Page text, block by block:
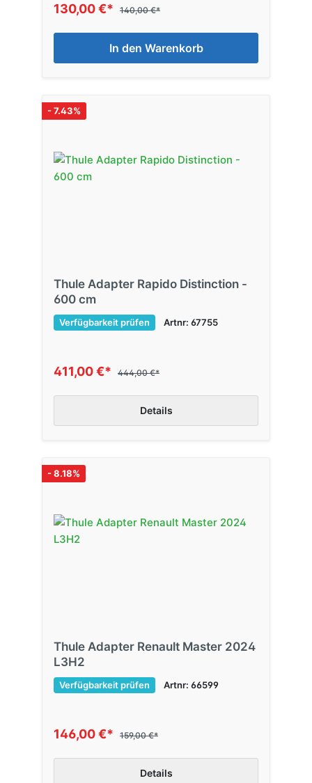
130,00 €* 140,00 €*
In den Warenkorb
- 7.43%
Thule Adapter Rapido Distinction -
600 cm
Verfügbarkeit prüfen Artnr: 67755
411,00 €* 444,00 €*
Details
- 8.18%
Thule Adapter Renault Master 2024
L3H2
Verfügbarkeit prüfen Artnr: 66599
146,00 €* 159,00 €*
Details